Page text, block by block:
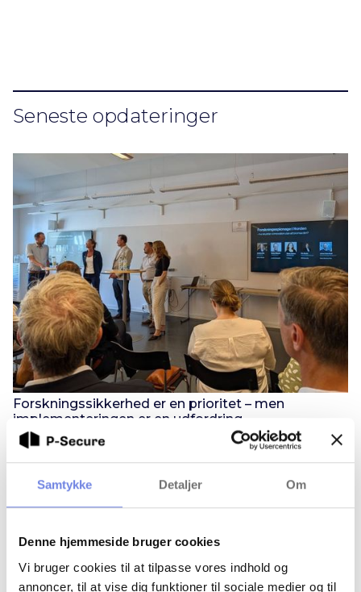
Samtykke Detaljer Om
Denne hjemmeside bruger cookies
Vi bruger cookies til at tilpasse vores indhold og
annoncer, til at vise dig funktioner til sociale medier og til
Seneste opdateringer
Forskningssikkerhed er en prioritet – men
implementeringen er en udfordring
Det var budskabet, da P-Secure deltog i en paneldebat om
forskningssikkerhed i Norden under Almedalsveckan på
Gotland.